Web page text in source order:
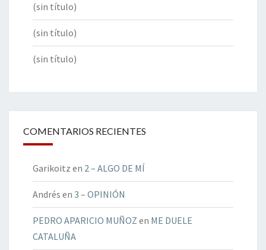
(sin título)
(sin título)
(sin título)
COMENTARIOS RECIENTES
Garikoitz en 2 – ALGO DE MÍ
Andrés en 3 – OPINIÓN
PEDRO APARICIO MUÑOZ en ME DUELE
CATALUÑA